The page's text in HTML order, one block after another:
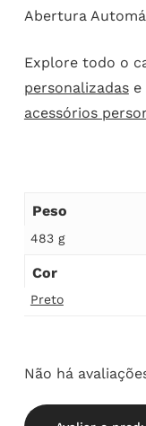
Abertura
Explore todo o
personalizadase
acessórios
Peso
483 g
Cor
Preto
Não há